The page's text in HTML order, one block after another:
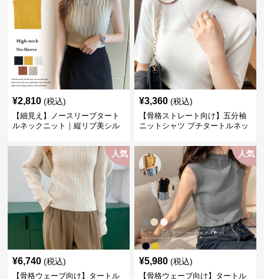
¥2,810 (税込)
【細見え】ノースリーブタート
ルネックニット｜縦リブ美シル
¥3,360 (税込)
【骨格ストレート向け】五分袖
ニットシャツ プチタートルネッ
人気
¥6,740 (税込)
【骨格ウェーブ向け】タートル
人気
¥5,980 (税込)
【骨格ウェーブ向け】タートル